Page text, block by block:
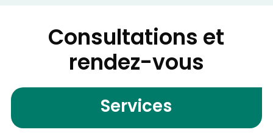
Consultations et
rendez-vous
Services